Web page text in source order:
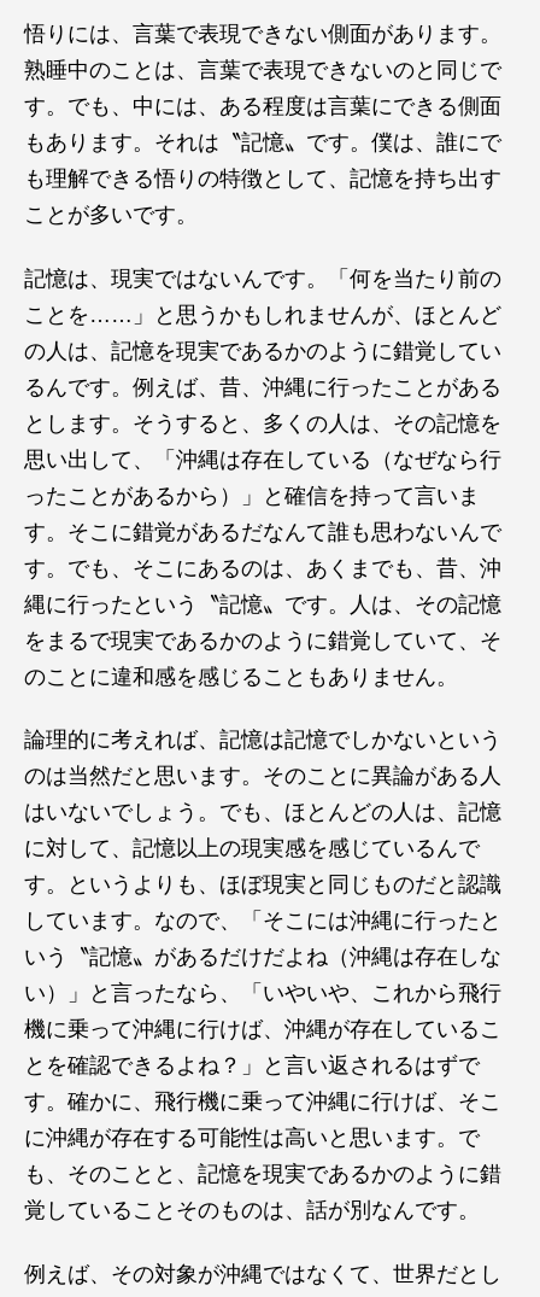
悟りには、言葉で表現できない側面があります。
熟睡中のことは、言葉で表現できないのと同じで
す。でも、中には、ある程度は言葉にできる側面
もあります。それは〝記憶〟です。僕は、誰にで
も理解できる悟りの特徴として、記憶を持ち出す
ことが多いです。
記憶は、現実ではないんです。「何を当たり前の
ことを……」と思うかもしれませんが、ほとんど
の人は、記憶を現実であるかのように錯覚してい
るんです。例えば、昔、沖縄に行ったことがある
とします。そうすると、多くの人は、その記憶を
思い出して、「沖縄は存在している（なぜなら行
ったことがあるから）」と確信を持って言いま
す。そこに錯覚があるだなんて誰も思わないんで
す。でも、そこにあるのは、あくまでも、昔、沖
縄に行ったという〝記憶〟です。人は、その記憶
をまるで現実であるかのように錯覚していて、そ
のことに違和感を感じることもありません。
論理的に考えれば、記憶は記憶でしかないという
のは当然だと思います。そのことに異論がある人
はいないでしょう。でも、ほとんどの人は、記憶
に対して、記憶以上の現実感を感じているんで
す。というよりも、ほぼ現実と同じものだと認識
しています。なので、「そこには沖縄に行ったと
いう〝記憶〟があるだけだよね（沖縄は存在しな
い）」と言ったなら、「いやいや、これから飛行
機に乗って沖縄に行けば、沖縄が存在しているこ
とを確認できるよね？」と言い返されるはずで
す。確かに、飛行機に乗って沖縄に行けば、そこ
に沖縄が存在する可能性は高いと思います。で
も、そのことと、記憶を現実であるかのように錯
覚していることそのものは、話が別なんです。
例えば、その対象が沖縄ではなくて、世界だとし